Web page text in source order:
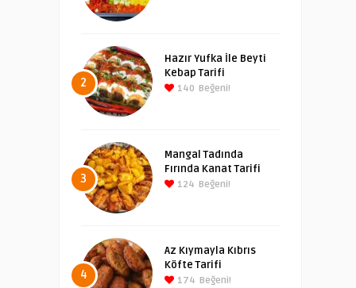
2
Hazır Yufka İle Beyti
Kebap Tarifi
140 Beğeni!
3
Mangal Tadında
Fırında Kanat Tarifi
124 Beğeni!
4
Az Kıymayla Kıbrıs
Köfte Tarifi
174 Beğeni!